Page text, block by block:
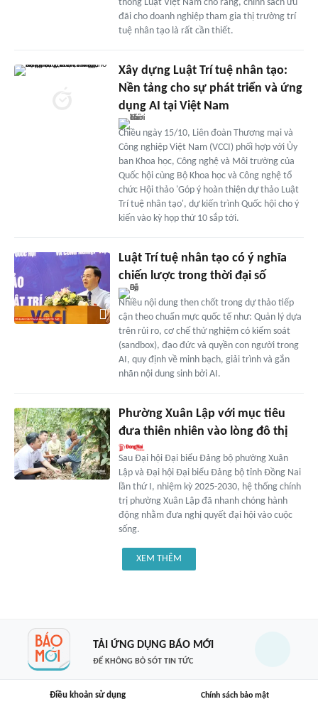
thông Luật Việt Nam cho rằng, chính sách ưu
đãi cho doanh nghiệp tham gia thị trường trí
tuệ nhân tạo là rất cần thiết.
Xây dựng Luật Trí tuệ nhân tạo:
Nền tảng cho sự phát triển và ứng
dụng AI tại Việt Nam
Chiều ngày 15/10, Liên đoàn Thương mại và
Công nghiệp Việt Nam (VCCI) phối hợp với Ủy
ban Khoa học, Công nghệ và Môi trường của
Quốc hội cùng Bộ Khoa học và Công nghệ tổ
chức Hội thảo 'Góp ý hoàn thiện dự thảo Luật
Trí tuệ nhân tạo', dự kiến trình Quốc hội cho ý
kiến vào kỳ họp thứ 10 sắp tới.
Luật Trí tuệ nhân tạo có ý nghĩa
chiến lược trong thời đại số
Nhiều nội dung then chốt trong dự thảo tiếp
cận theo chuẩn mực quốc tế như: Quản lý dựa
trên rủi ro, cơ chế thử nghiệm có kiểm soát
(sandbox), đạo đức và quyền con người trong
AI, quy định về minh bạch, giải trình và gắn
nhãn nội dung sinh bởi AI.
Phường Xuân Lập với mục tiêu
đưa thiên nhiên vào lòng đô thị
Sau Đại hội Đại biểu Đảng bộ phường Xuân
Lập và Đại hội Đại biểu Đảng bộ tỉnh Đồng Nai
lần thứ I, nhiệm kỳ 2025-2030, hệ thống chính
trị phường Xuân Lập đã nhanh chóng hành
động nhằm đưa nghị quyết đại hội vào cuộc
sống.
XEM THÊM
TẢI ỨNG DỤNG BÁO MỚI
ĐỂ KHÔNG BỎ SÓT TIN TỨC
Điều khoản sử dụng Chính sách bảo mật